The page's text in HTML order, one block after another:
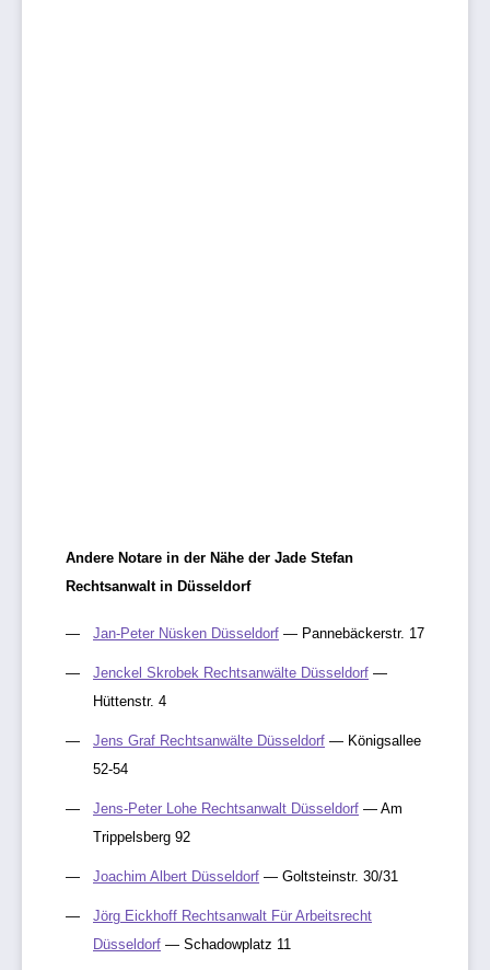
Andere Notare in der Nähe der Jade Stefan
Rechtsanwalt in Düsseldorf
Jan-Peter Nüsken Düsseldorf — Pannebäckerstr. 17
Jenckel Skrobek Rechtsanwälte Düsseldorf —
Hüttenstr. 4
Jens Graf Rechtsanwälte Düsseldorf — Königsallee
52-54
Jens-Peter Lohe Rechtsanwalt Düsseldorf — Am
Trippelsberg 92
Joachim Albert Düsseldorf — Goltsteinstr. 30/31
Jörg Eickhoff Rechtsanwalt Für Arbeitsrecht
Düsseldorf — Schadowplatz 11